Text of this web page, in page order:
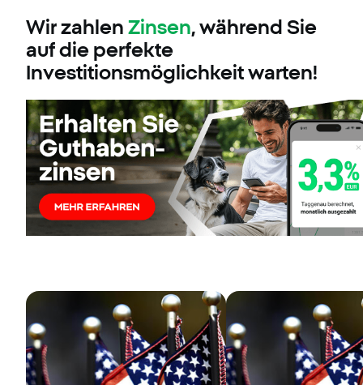
Wir zahlen Zinsen, während Sie
auf die perfekte
Investitionsmöglichkeit warten!